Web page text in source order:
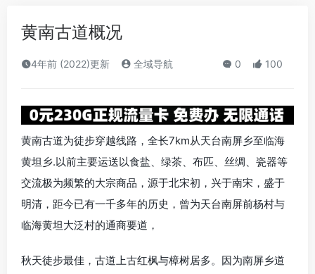
黄南古道概况
4年前 (2022)更新 全域导航 0 100
黄南古道为徒步穿越线路，全长7km从天台南屏乡至临海
黄坦乡.以前主要运送以食盐、绿茶、布匹、丝绸、瓷器等
交流极为频繁的大宗商品，源于北宋初，兴于南宋，盛于
明清，距今已有一千多年的历史，曾为天台南屏前杨村与
临海黄坦大泛村的通商要道，
秋天徒步最佳，古道上古红枫与樟树居多。因为南屏乡道